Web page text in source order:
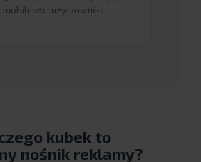
mobilności użytkownika.
kubek to
nośnik reklamy?